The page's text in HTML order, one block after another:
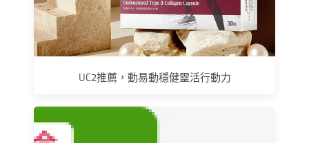
UC2推薦，動易動穩健靈活行動力